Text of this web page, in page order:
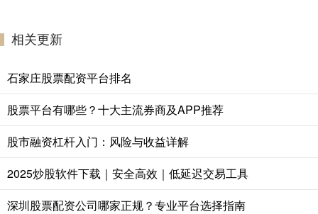
相关更新
石家庄股票配资平台排名
股票平台有哪些？十大主流券商及APP推荐
股市融资杠杆入门：风险与收益详解
2025炒股软件下载｜安全高效｜低延迟交易工具
深圳股票配资公司哪家正规？专业平台选择指南